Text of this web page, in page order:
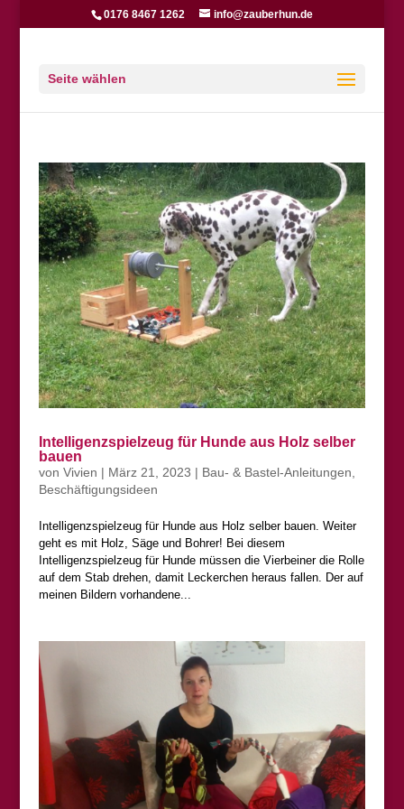
0176 8467 1262 info@zauberhun.de
Seite wählen
Intelligenzspielzeug für Hunde aus Holz selber
bauen
von Vivien | März 21, 2023 | Bau- & Bastel-Anleitungen
Beschäftigungsideen
Intelligenzspielzeug für Hunde aus Holz selber bauen. Weiter
geht es mit Holz, Säge und Bohrer! Bei diesem
Intelligenzspielzeug für Hunde müssen die Vierbeiner die Rolle
auf dem Stab drehen, damit Leckerchen heraus fallen. Der auf
meinen Bildern vorhandene...